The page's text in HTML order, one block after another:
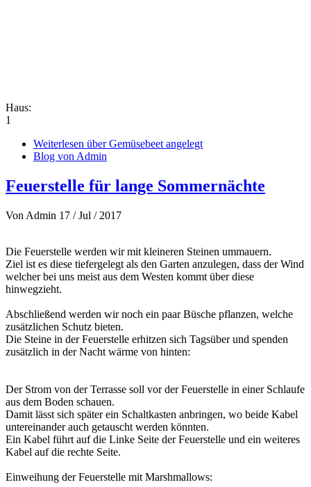
Haus:
1
Weiterlesen über Gemüsebeet angelegt
Blog von Admin
Feuerstelle für lange Sommernächte
Von Admin 17 / Jul / 2017
Die Feuerstelle werden wir mit kleineren Steinen ummauern.
Ziel ist es diese tiefergelegt als den Garten anzulegen, dass der Wind
welcher bei uns meist aus dem Westen kommt über diese
hinwegzieht.
Abschließend werden wir noch ein paar Büsche pflanzen, welche
zusätzlichen Schutz bieten.
Die Steine in der Feuerstelle erhitzen sich Tagsüber und spenden
zusätzlich in der Nacht wärme von hinten:
Der Strom von der Terrasse soll vor der Feuerstelle in einer Schlaufe
aus dem Boden schauen.
Damit lässt sich später ein Schaltkasten anbringen, wo beide Kabel
untereinander auch getauscht werden könnten.
Ein Kabel führt auf die Linke Seite der Feuerstelle und ein weiteres
Kabel auf die rechte Seite.
Einweihung der Feuerstelle mit Marshmallows: